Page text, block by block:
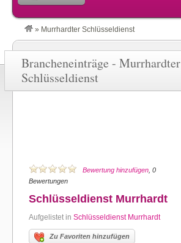
» Murrhardter Schlüsseldienst
Brancheneinträge - Murrhardter
Schlüsseldienst
Bewertung hinzufügen , 0
Bewertungen
Schlüsseldienst Murrhardt
Aufgelistet in Schlüsseldienst Murrhardt
Zu Favoriten hinzufügen